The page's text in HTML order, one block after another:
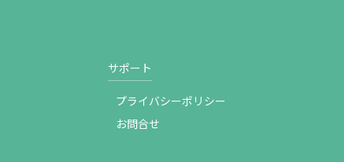
サポート
プライバシーポリシー
お問合せ